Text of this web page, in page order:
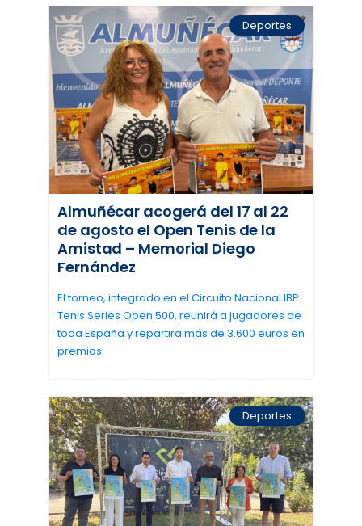
Deportes
Almuñécar acogerá del 17 al 22
de agosto el Open Tenis de la
Amistad – Memorial Diego
Fernández
El torneo, integrado en el Circuito Nacional IBP
Tenis Series Open 500, reunirá a jugadores de
toda España y repartirá más de 3.600 euros en
premios
Deportes